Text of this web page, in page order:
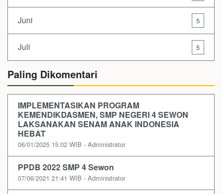
Juni 5
Juli 5
Paling Dikomentari
IMPLEMENTASIKAN PROGRAM
KEMENDIKDASMEN, SMP NEGERI 4 SEWON
LAKSANAKAN SENAM ANAK INDONESIA
HEBAT
06/01/2025 15:02 WIB - Administrator
PPDB 2022 SMP 4 Sewon
07/06/2021 21:41 WIB - Administrator